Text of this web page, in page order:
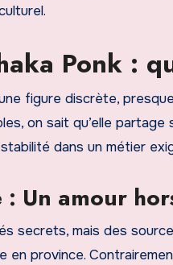
Ponk :
figure discrète,
on sait qu’elle
dans un métier
Un amour
secrets, mais des
en province.